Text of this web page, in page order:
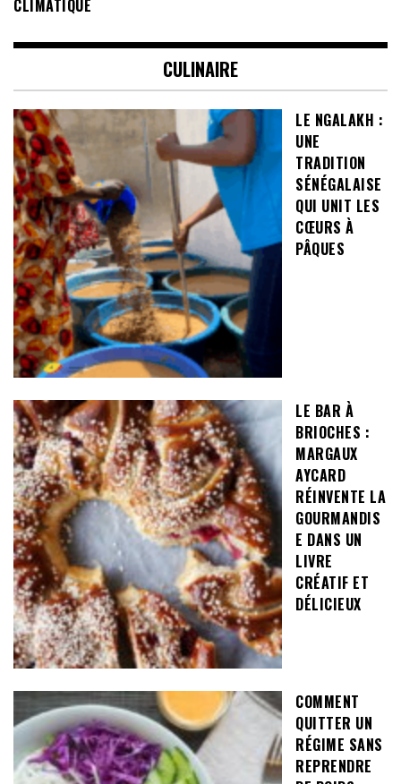
CLIMATIQUE
CULINAIRE
LE NGALAKH :
UNE
TRADITION
SÉNÉGALAISE
QUI UNIT LES
CŒURS À
PÂQUES
LE BAR À
BRIOCHES :
MARGAUX
AYCARD
RÉINVENTE LA
GOURMANDIS
E DANS UN
LIVRE
CRÉATIF ET
DÉLICIEUX
COMMENT
QUITTER UN
RÉGIME SANS
REPRENDRE